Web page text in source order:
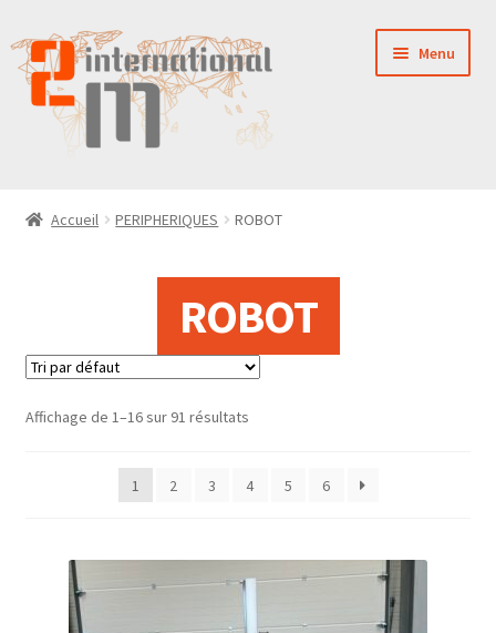
Aller
à
la
navigation
Aller
au
contenu
Menu
PIÈCES DÉTACHÉES
CONTACT
Accueil PERIPHERIQUES ROBOT
ROBOT
Affichage de 1–16 sur 91 résultats
1 2 3 4 5 6